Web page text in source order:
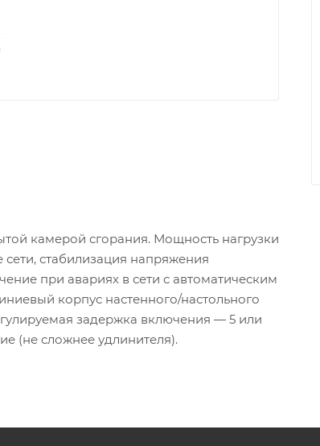
камерой сгорания. Мощность нагрузки
стабилизация напряжения
при авариях в сети с автоматическим
корпус настенного/настольного
задержка включения — 5 или
(не сложнее удлинителя).